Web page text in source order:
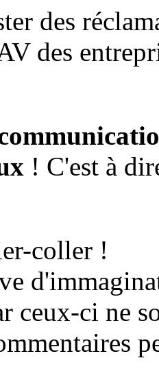
des
des
! C'est à
coller !
ceux-ci ne